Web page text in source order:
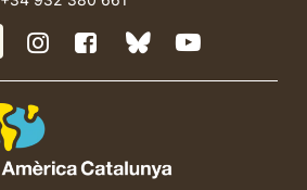
Instagram
de
Amèrica
Catalunya
Facebook
de
Amèrica
BlueSky
de
Amèrica
YouTube
de
Amèrica